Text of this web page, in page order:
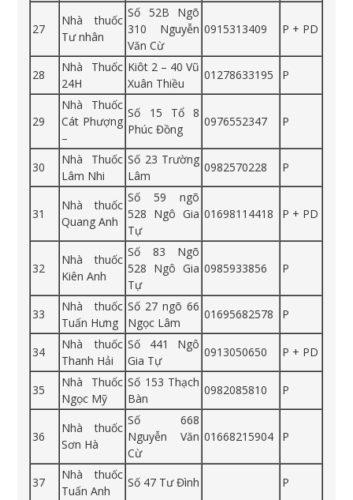
27
Nhà thuốc
Tư nhân
Số 52B Ngõ
310 Nguyễn
Văn Cừ
0915313409 P + PD
28
Nhà Thuốc
24H
Kiôt 2 – 40 Vũ
Xuân Thiều
01278633195 P
29
Nhà Thuốc
Cát Phượng
–
Số 15 Tổ 8
Phúc Đồng
0976552347 P
30
Nhà Thuốc
Lâm Nhi
Số 23 Trường
Lâm
0982570228 P
31
Nhà thuốc
Quang Anh
Số 59 ngõ
528 Ngô Gia
Tự
01698114418 P + PD
32
Nhà thuốc
Kiên Anh
Số 83 Ngõ
528 Ngô Gia
Tự
0985933856 P
33
Nhà thuốc
Tuấn Hưng
Số 27 ngõ 66
Ngọc Lâm
01695682578 P
34
Nhà thuốc
Thanh Hải
Số 441 Ngô
Gia Tự
0913050650 P + PD
35
Nhà Thuốc
Ngọc Mỹ
Số 153 Thạch
Bàn
0982085810 P
36
Nhà thuốc
Sơn Hà
Số 668
Nguyễn Văn
Cừ
01668215904 P
37
Nhà thuốc
Tuấn Anh
Số 47 Tư Đình P